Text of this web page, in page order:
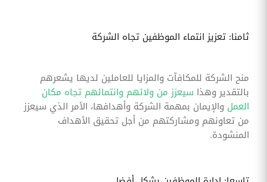
ثامنا: تعزيز انتماء الموظفين تجاه الشركة
منح الشركة للمكافآت والمزايا للعاملين لديها يشعرهم
بالتقدير وهذا سيعزز من ولائهم وانتمائهم تجاه مكان
العمل والإيمان بمهمة الشركة وأهدافها، الأمر الذي سيعزز
من تعاونهم ومشاركتهم من أجل تحقيق الأهداف
المنشودة.